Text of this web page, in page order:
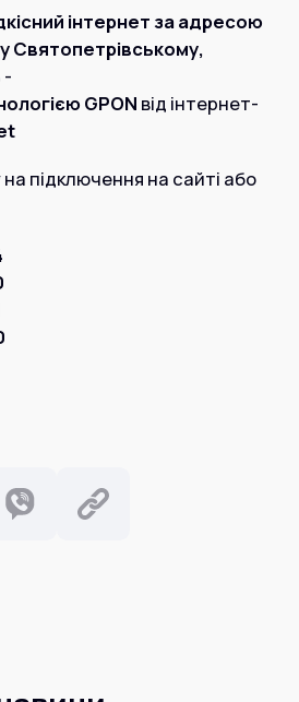
інтернет за адресою
Святопетрівському,
-
GPON від інтернет-
підключення на сайті або